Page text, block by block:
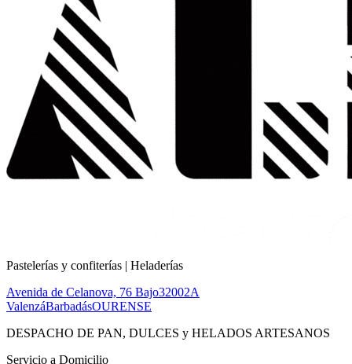
Pastelerías y confiterías | Heladerías
Avenida de Celanova, 76 Bajo32002A
ValenzáBarbadásOURENSE
DESPACHO DE PAN, DULCES y HELADOS ARTESANOS
Servicio a Domicilio